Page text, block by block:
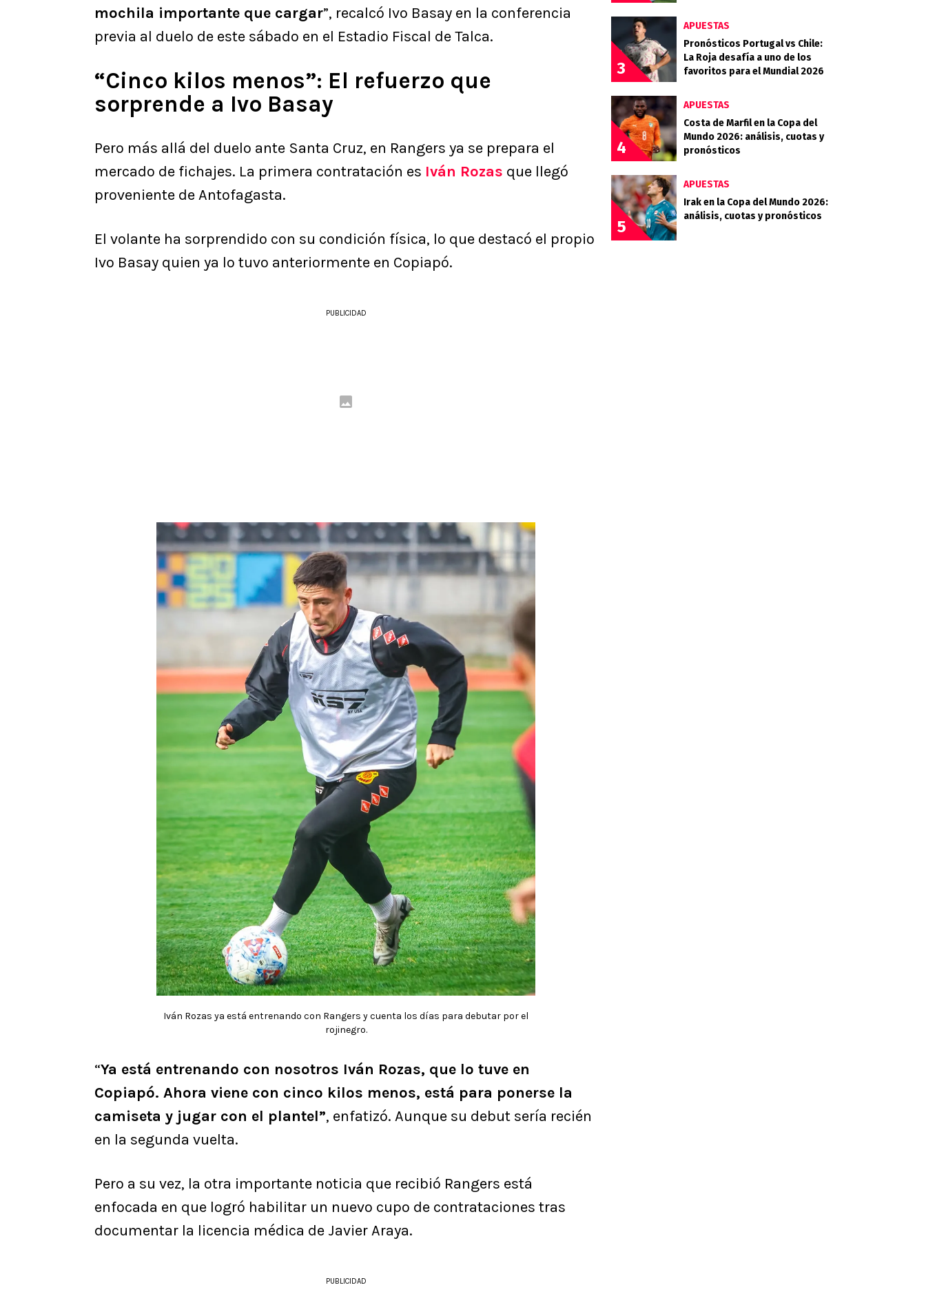
mochila importante que cargar”, recalcó Ivo Basay en la conferencia
previa al duelo de este sábado en el Estadio Fiscal de Talca.
“Cinco kilos menos”: El refuerzo que
sorprende a Ivo Basay
Pero más allá del duelo ante Santa Cruz, en Rangers ya se prepara el
mercado de fichajes. La primera contratación es Iván Rozas que llegó
proveniente de Antofagasta.
El volante ha sorprendido con su condición física, lo que destacó el propio
Ivo Basay quien ya lo tuvo anteriormente en Copiapó.
PUBLICIDAD
Iván Rozas ya está entrenando con Rangers y cuenta los días para debutar por el
rojinegro.
“Ya está entrenando con nosotros Iván Rozas, que lo tuve en
Copiapó. Ahora viene con cinco kilos menos, está para ponerse la
camiseta y jugar con el plantel”, enfatizó. Aunque su debut sería recién
en la segunda vuelta.
Pero a su vez, la otra importante noticia que recibió Rangers está
enfocada en que logró habilitar un nuevo cupo de contrataciones tras
documentar la licencia médica de Javier Araya.
PUBLICIDAD
3
APUESTAS
Pronósticos Portugal vs Chile:
La Roja desafía a uno de los
favoritos para el Mundial 2026
4
APUESTAS
Costa de Marfil en la Copa del
Mundo 2026: análisis, cuotas y
pronósticos
5
APUESTAS
Irak en la Copa del Mundo 2026:
análisis, cuotas y pronósticos